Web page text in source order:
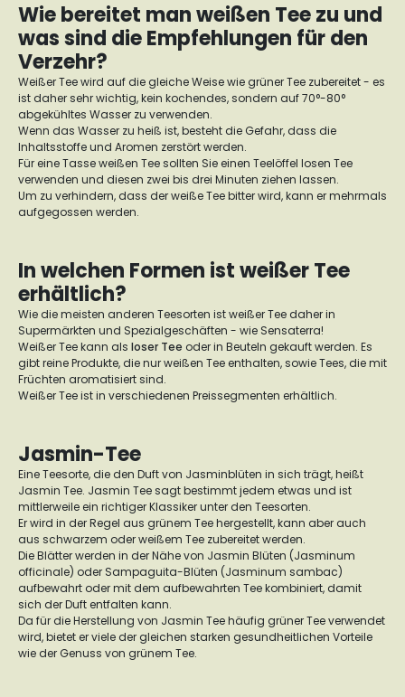
Wie bereitet man weißen Tee zu und
was sind die Empfehlungen für den
Verzehr?
Weißer Tee wird auf die gleiche Weise wie grüner Tee zubereitet - es
ist daher sehr wichtig, kein kochendes, sondern auf 70°-80°
abgekühltes Wasser zu verwenden.
Wenn das Wasser zu heiß ist, besteht die Gefahr, dass die
Inhaltsstoffe und Aromen zerstört werden.
Für eine Tasse weißen Tee sollten Sie einen Teelöffel losen Tee
verwenden und diesen zwei bis drei Minuten ziehen lassen.
Um zu verhindern, dass der weiße Tee bitter wird, kann er mehrmals
aufgegossen werden.
In welchen Formen ist weißer Tee
erhältlich?
Wie die meisten anderen Teesorten ist weißer Tee daher in
Supermärkten und Spezialgeschäften - wie Sensaterra!
Weißer Tee kann als loser Tee oder in Beuteln gekauft werden. Es
gibt reine Produkte, die nur weißen Tee enthalten, sowie Tees, die mit
Früchten aromatisiert sind.
Weißer Tee ist in verschiedenen Preissegmenten erhältlich.
Jasmin-Tee
Eine Teesorte, die den Duft von Jasminblüten in sich trägt, heißt
Jasmin Tee. Jasmin Tee sagt bestimmt jedem etwas und ist
mittlerweile ein richtiger Klassiker unter den Teesorten.
Er wird in der Regel aus grünem Tee hergestellt, kann aber auch
aus schwarzem oder weißem Tee zubereitet werden.
Die Blätter werden in der Nähe von Jasmin Blüten (Jasminum
officinale) oder Sampaguita-Blüten (Jasminum sambac)
aufbewahrt oder mit dem aufbewahrten Tee kombiniert, damit
sich der Duft entfalten kann.
Da für die Herstellung von Jasmin Tee häufig grüner Tee verwendet
wird, bietet er viele der gleichen starken gesundheitlichen Vorteile
wie der Genuss von grünem Tee.